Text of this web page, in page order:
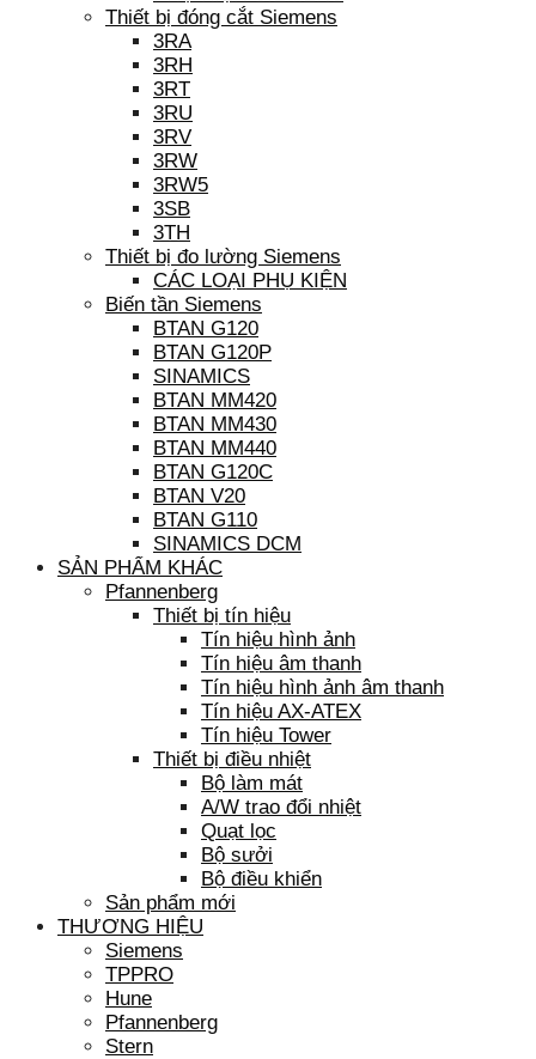
Thiết bị đóng cắt Siemens
3RA
3RH
3RT
3RU
3RV
3RW
3RW5
3SB
3TH
Thiết bị đo lường Siemens
CÁC LOẠI PHỤ KIỆN
Biến tần Siemens
BTAN G120
BTAN G120P
SINAMICS
BTAN MM420
BTAN MM430
BTAN MM440
BTAN G120C
BTAN V20
BTAN G110
SINAMICS DCM
SẢN PHẨM KHÁC
Pfannenberg
Thiết bị tín hiệu
Tín hiệu hình ảnh
Tín hiệu âm thanh
Tín hiệu hình ảnh âm thanh
Tín hiệu AX-ATEX
Tín hiệu Tower
Thiết bị điều nhiệt
Bộ làm mát
A/W trao đổi nhiệt
Quạt lọc
Bộ sưởi
Bộ điều khiển
Sản phẩm mới
THƯƠNG HIỆU
Siemens
TPPRO
Hune
Pfannenberg
Stern